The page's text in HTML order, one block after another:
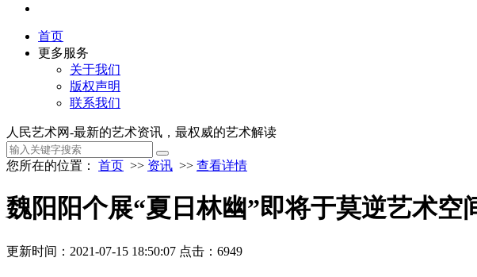
首页
更多服务
关于我们
版权声明
联系我们
人民艺术网-最新的艺术资讯，最权威的艺术解读
您所在的位置： 首页 >> 资讯 >> 查看详情
魏阳阳个展“夏日林幽”即将于莫逆艺术空
更新时间：2021-07-15 18:50:07 点击：6949